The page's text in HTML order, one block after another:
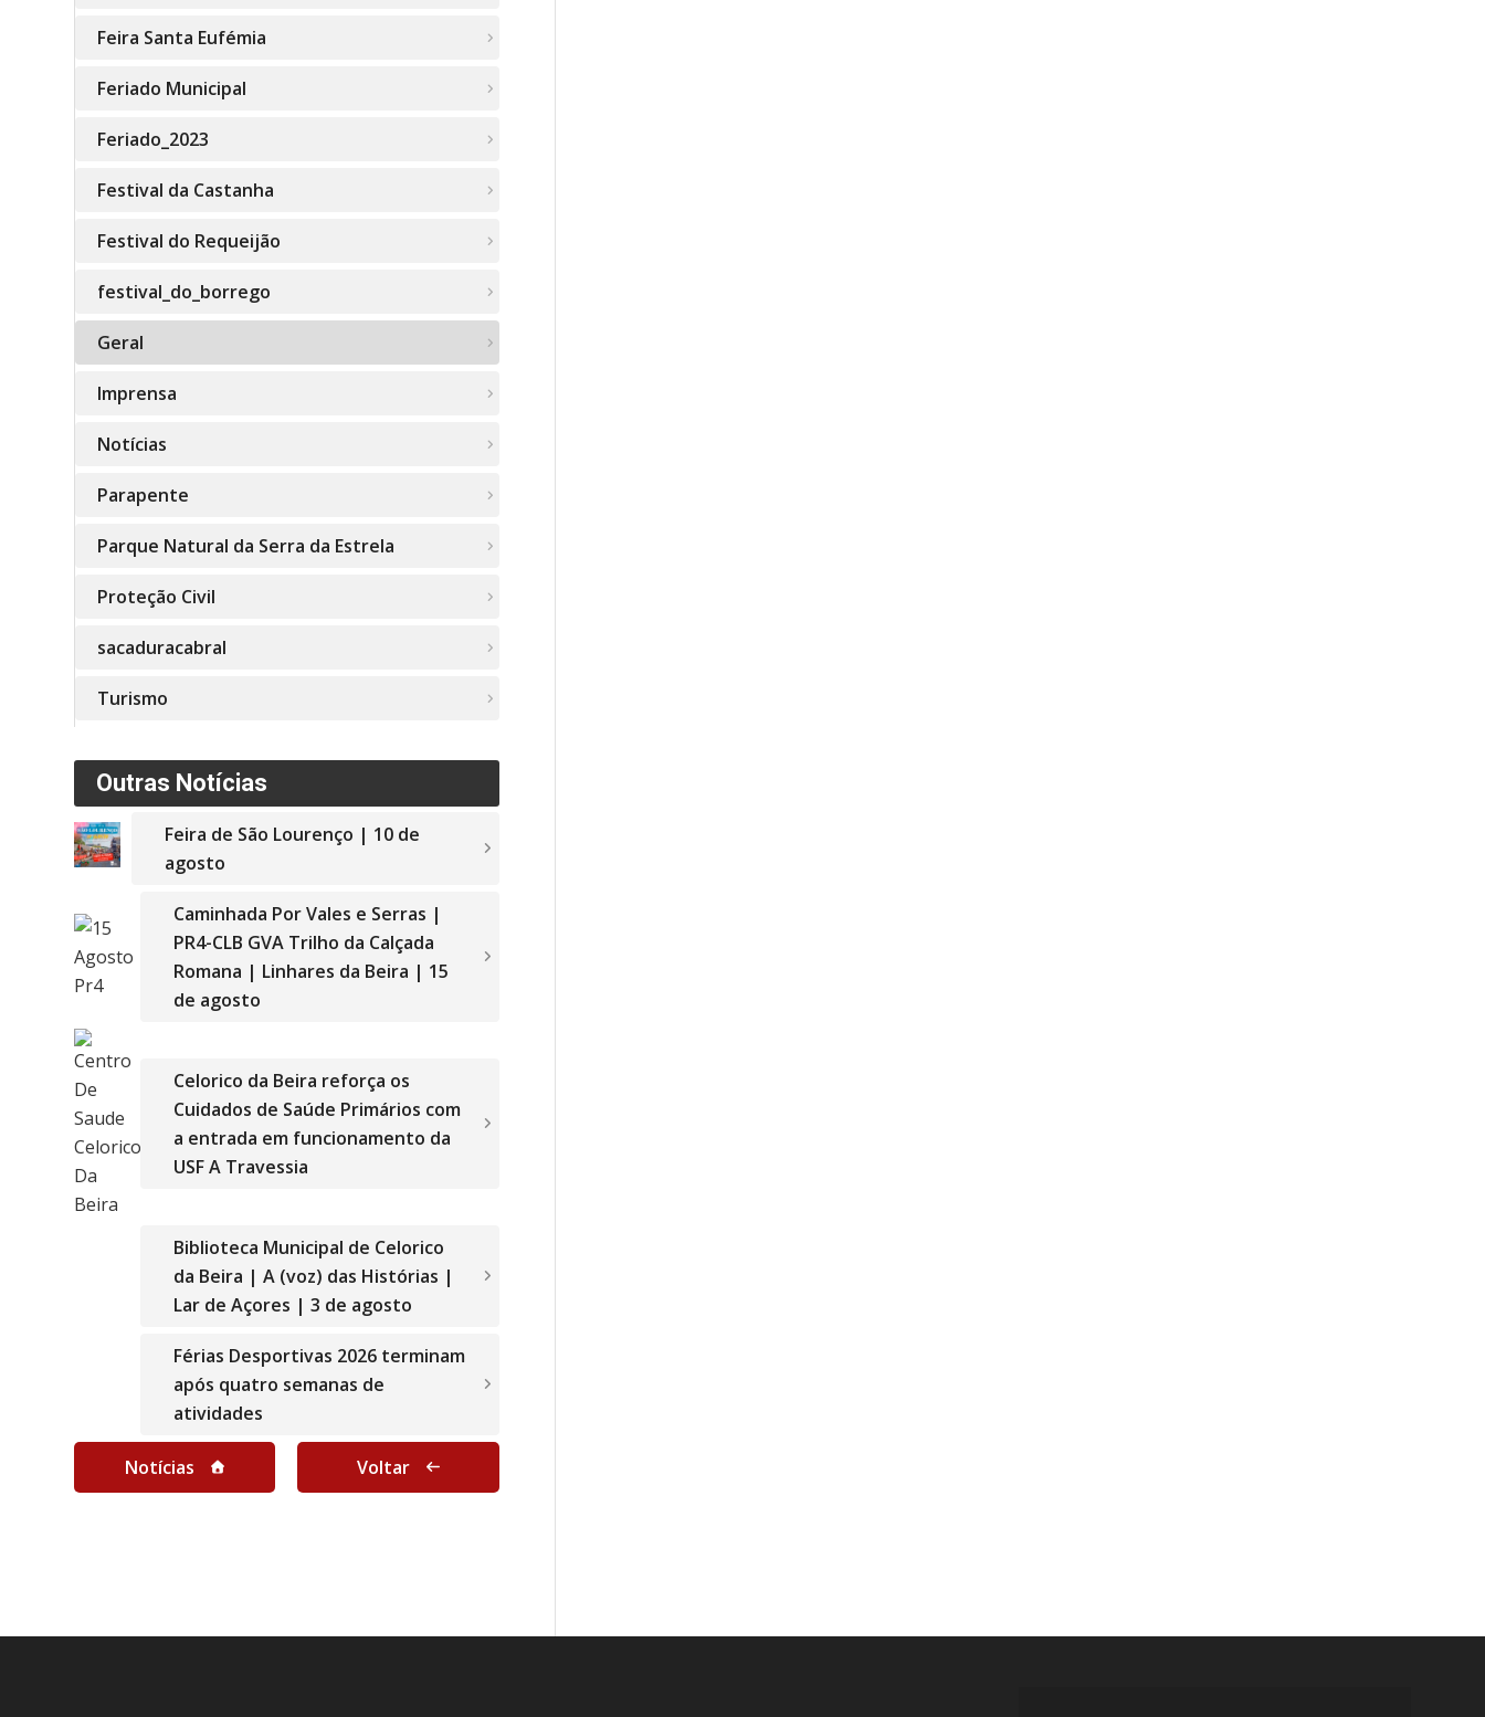
Feira Santa Eufémia
Feriado Municipal
Feriado_2023
Festival da Castanha
Festival do Requeijão
festival_do_borrego
Geral
Imprensa
Notícias
Parapente
Parque Natural da Serra da Estrela
Proteção Civil
sacaduracabral
Turismo
Outras Notícias
Feira de São Lourenço | 10 de
agosto
Caminhada Por Vales e Serras |
PR4-CLB GVA Trilho da Calçada
Romana | Linhares da Beira | 15
de agosto
Celorico da Beira reforça os
Cuidados de Saúde Primários com
a entrada em funcionamento da
USF A Travessia
Biblioteca Municipal de Celorico
da Beira | A (voz) das Histórias |
Lar de Açores | 3 de agosto
Férias Desportivas 2026 terminam
após quatro semanas de
atividades
Notícias Voltar